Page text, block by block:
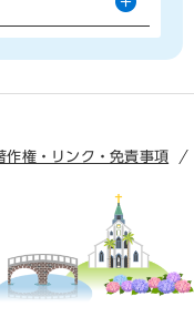
作権・リンク・免責事項